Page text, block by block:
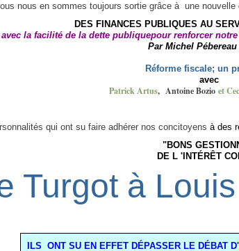
nous en sommes toujours sortie grâce à une nouvelle
DES FINANCES PUBLIQUES AU
la facilité de la dette publiquepour renforcer
Par Michel Pébereau
Réforme fiscale; un
avec
Patrick Artus, Antoine Bozio et
qui ont su faire adhérer nos concitoyens à des
"BONS
DE L 'INTÉRÊT
Turgot à
ILS ONT SU EN EFFET DÉPASSER LE DÉBAT